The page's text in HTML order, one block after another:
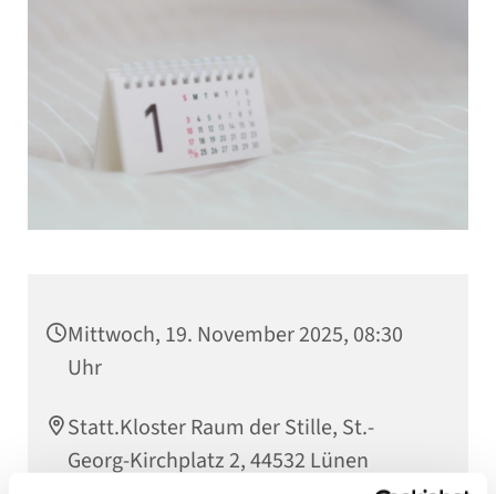
Mittwoch, 19. November 2025, 08:30
Uhr
Statt.Kloster Raum der Stille, St.-
Georg-Kirchplatz 2, 44532 Lünen